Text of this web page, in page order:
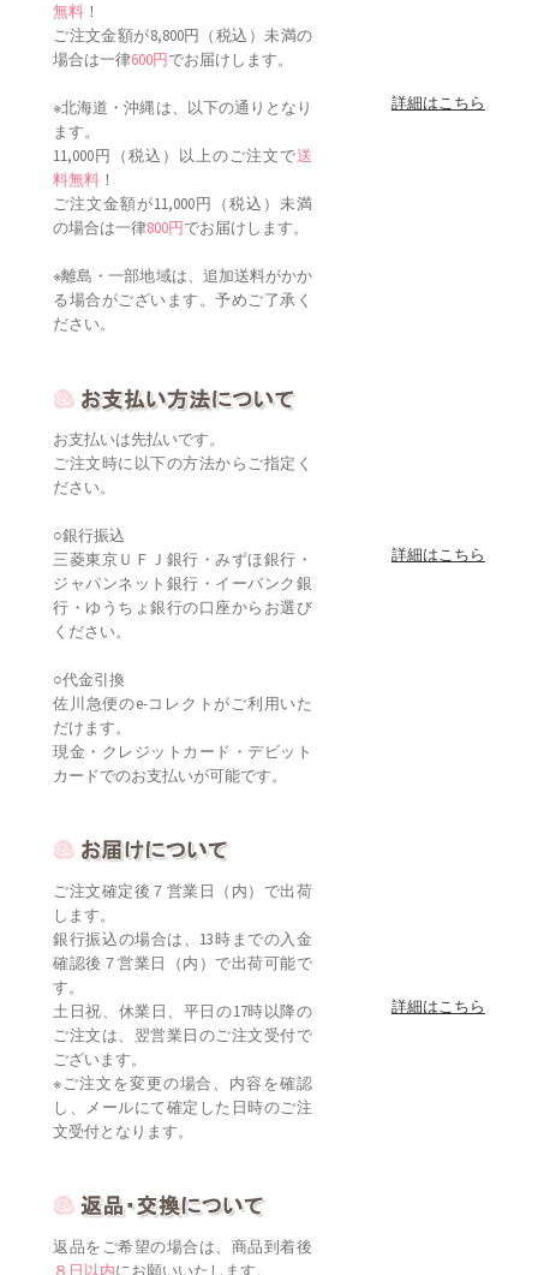
無料 ！
ご注文金額が8,800円（税込）未満の
場合は一律600円でお届けします。
※北海道・沖縄は、以下の通りとなり
ます。
11,000円（税込）以上のご注文で送
料無料 ！
ご注文金額が11,000円（税込）未満
の場合は一律800円でお届けします。
※離島・一部地域は、追加送料がかか
る場合がございます。予めご了承く
ださい。
詳細はこちら
お支払いは先払いです。
ご注文時に以下の方法からご指定く
ださい。
○銀行振込
三菱東京ＵＦＪ銀行・みずほ銀行・
ジャパンネット銀行・イーバンク銀
行・ゆうちょ銀行の口座からお選び
ください。
○代金引換
佐川急便のe-コレクトがご利用いた
だけます。
現金・クレジットカード・デビット
カードでのお支払いが可能です。
詳細はこちら
ご注文確定後７営業日（内）で出荷
します。
銀行振込の場合は、13時までの入金
確認後７営業日（内）で出荷可能で
す。
土日祝、休業日、平日の17時以降の
ご注文は、翌営業日のご注文受付で
ございます。
※ご注文を変更の場合、内容を確認
し、メールにて確定した日時のご注
文受付となります。
詳細はこちら
返品をご希望の場合は、商品到着後
８日以内にお願いいたします。